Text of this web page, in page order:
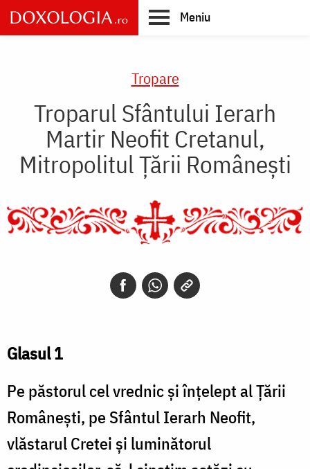
Skip
to
main
Meniu
Tropare
Troparul Sfântului Ierarh
Martir Neofit Cretanul,
Mitropolitul Țării Românești
Glasul 1
Pe păstorul cel vrednic și înțelept al Țării
Românești, pe Sfântul Ierarh Neofit,
vlăstarul Cretei și luminătorul